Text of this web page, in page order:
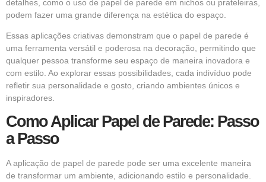
detalhes, como o uso de papel de parede em nichos ou prateleiras,
podem fazer uma grande diferença na estética do espaço.
Essas aplicações criativas demonstram que o papel de parede é
uma ferramenta versátil e poderosa na decoração, permitindo que
qualquer pessoa transforme seu espaço de maneira inovadora e
com estilo. Ao explorar essas possibilidades, cada indivíduo pode
refletir sua personalidade e gosto, criando ambientes únicos e
inspiradores.
Como Aplicar Papel de Parede: Passo
a Passo
A aplicação de papel de parede pode ser uma excelente maneira
de transformar um ambiente, adicionando estilo e personalidade.